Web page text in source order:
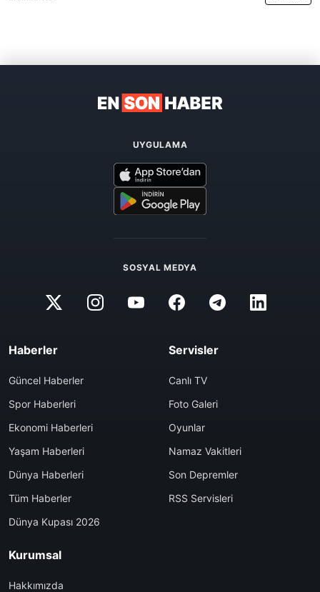
UYGULAMA
SOSYAL MEDYA
Haberler
Güncel Haberler
Spor Haberleri
Ekonomi Haberleri
Yaşam Haberleri
Dünya Haberleri
Tüm Haberler
Dünya Kupası 2026
Servisler
Canlı TV
Foto Galeri
Oyunlar
Namaz Vakitleri
Son Depremler
RSS Servisleri
Kurumsal
Hakkımızda